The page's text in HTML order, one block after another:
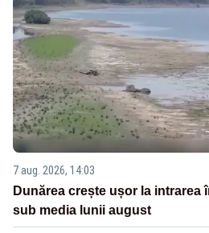
7 aug. 2026, 14:03
Dunărea crește ușor la intrarea
sub media lunii august